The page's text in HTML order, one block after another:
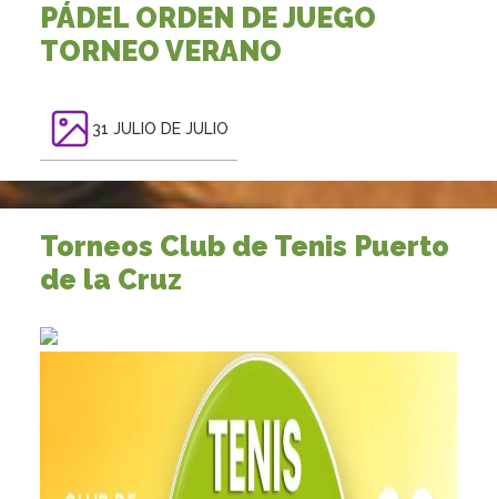
PÁDEL ORDEN DE JUEGO
TORNEO VERANO
31 JULIO DE JULIO
Torneos Club de Tenis Puerto
de la Cruz